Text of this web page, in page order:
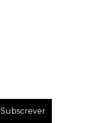
Subscrever